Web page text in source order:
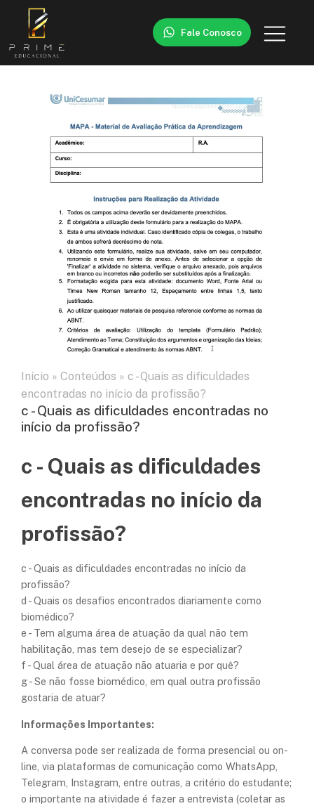
Fale Conosco
Início » Conteúdos » c - Quais as dificuldades
encontradas no início da profissão?
c - Quais as dificuldades encontradas no
início da profissão?
c - Quais as dificuldades
encontradas no início da
profissão?
c - Quais as dificuldades encontradas no início da
profissão?
d - Quais os desafios encontrados diariamente como
biomédico?
e - Tem alguma área de atuação da qual não tem
habilitação, mas tem desejo de se especializar?
f - Qual área de atuação não atuaria e por quê?
g - Se não fosse biomédico, em qual outra profissão
gostaria de atuar?
Informações Importantes:
A conversa pode ser realizada de forma presencial ou on-
line, via plataformas de comunicação como WhatsApp,
Telegram, Instagram, entre outras, a critério do estudante;
o importante na atividade é fazer a entrevista (coletar as